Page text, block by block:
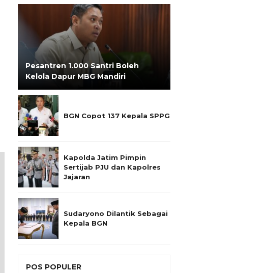
Pesantren 1.000 Santri Boleh
Kelola Dapur MBG Mandiri
BGN Copot 137 Kepala SPPG
Kapolda Jatim Pimpin
Sertijab PJU dan Kapolres
Jajaran
Sudaryono Dilantik Sebagai
Kepala BGN
POS POPULER